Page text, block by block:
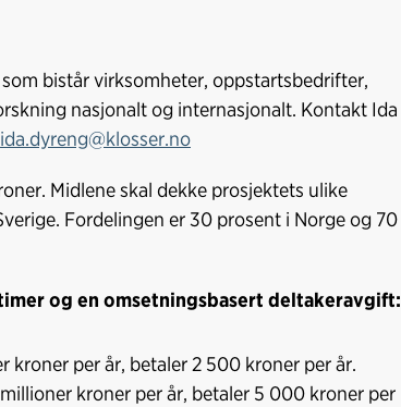
bistår virksomheter, oppstartsbedrifter,
nasjonalt og internasjonalt. Kontakt Ida
ida.dyreng@klosser.no
Midlene skal dekke prosjektets ulike
Fordelingen er 30 prosent i Norge og 70
og en omsetningsbasert deltakeravgift:
per år, betaler 2 500 kroner per år.
kroner per år, betaler 5 000 kroner per